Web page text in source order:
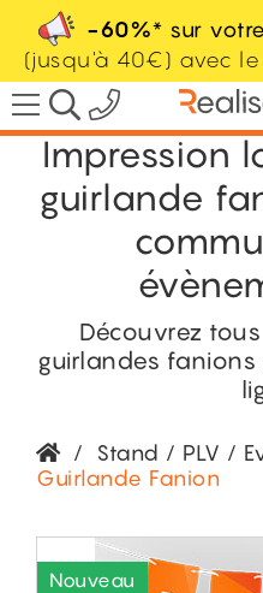
-60%* sur
(jusqu'à 40€) avec
Impression
guirlande
Découvrez
guirlandes
/ Stand / PLV /
Guirlande Fanion